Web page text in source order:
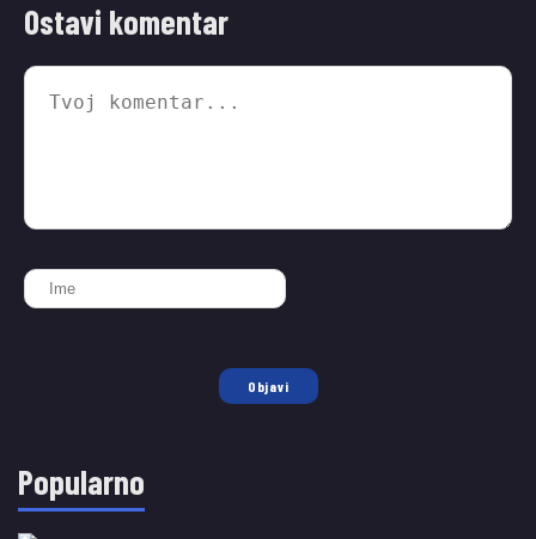
Ostavi komentar
Objavi
Popularno